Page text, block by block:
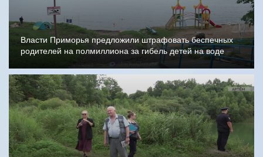
Власти Приморья предложили штрафовать беспечных
родителей на полмиллиона за гибель детей на воде